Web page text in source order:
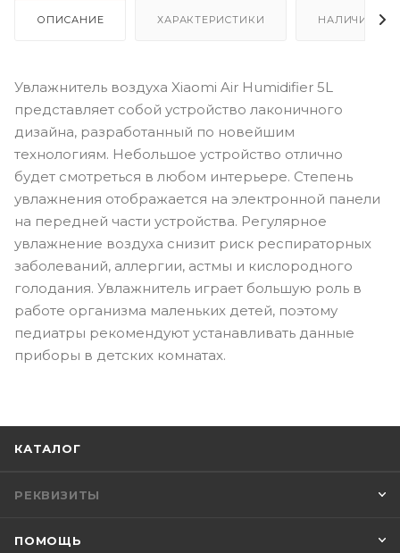
ОПИСАНИЕ ХАРАКТЕРИСТИКИ НАЛИЧИЕ
Увлажнитель воздуха Xiaomi Air Humidifier 5L
представляет собой устройство лаконичного
дизайна, разработанный по новейшим
технологиям. Небольшое устройство отлично
будет смотреться в любом интерьере. Степень
увлажнения отображается на электронной панели
на передней части устройства. Регулярное
увлажнение воздуха снизит риск респираторных
заболеваний, аллергии, астмы и кислородного
голодания. Увлажнитель играет большую роль в
работе организма маленьких детей, поэтому
педиатры рекомендуют устанавливать данные
приборы в детских комнатах.
КАТАЛОГ
РЕКВИЗИТЫ
ПОМОЩЬ